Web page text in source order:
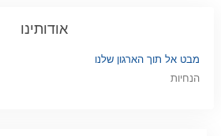
אודותינו
מבט אל תוך הארגון שלנו
הנחיות